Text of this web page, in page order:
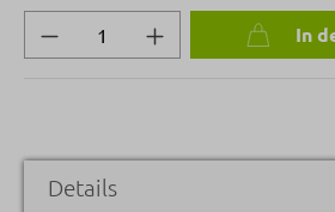
Produkt Anzahl: Gib In
Details